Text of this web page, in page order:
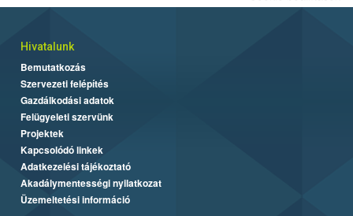
Hivatalunk
Bemutatkozás
Szervezeti felépítés
Gazdálkodási adatok
Felügyeleti szervünk
Projektek
Kapcsolódó linkek
Adatkezelési tájékoztató
Akadálymentességi nyilatkozat
Üzemeltetési információ